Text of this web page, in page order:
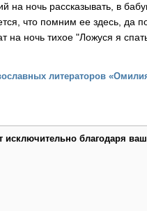
на ночь рассказывать, в
что помним ее здесь, да
на ночь тихое "Ложуся я
литераторов
исключительно благодаря